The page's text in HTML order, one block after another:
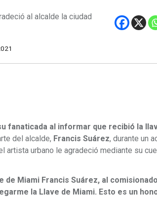
al alcalde la ciudad
fanaticada al informar que recibió la
del alcalde, Francis Suárez, durante un
artista urbano le agradeció mediante su
de Miami Francis Suárez, al
la Llave de Miami. Esto es un